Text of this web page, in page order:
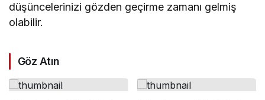
düşüncelerinizi gözden geçirme zamanı gelmiş
olabilir.
Göz Atın